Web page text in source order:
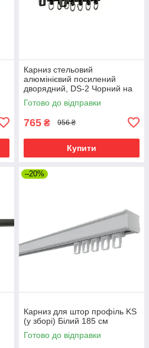
Карниз стельовий
алюмінієвий посилений
дворядний, DS-2 Чорний на
роликових бігунках
Готово до відправки
765 ₴ 956 ₴
Купити
–20%
Карниз для штор профіль KS
(у зборі) Білий 185 см
Готово до відправки